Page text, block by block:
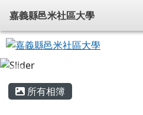
嘉義縣邑米社區大學
導覽列
嘉義縣邑米社區大學
主內容區域
所有相簿
頁尾區域